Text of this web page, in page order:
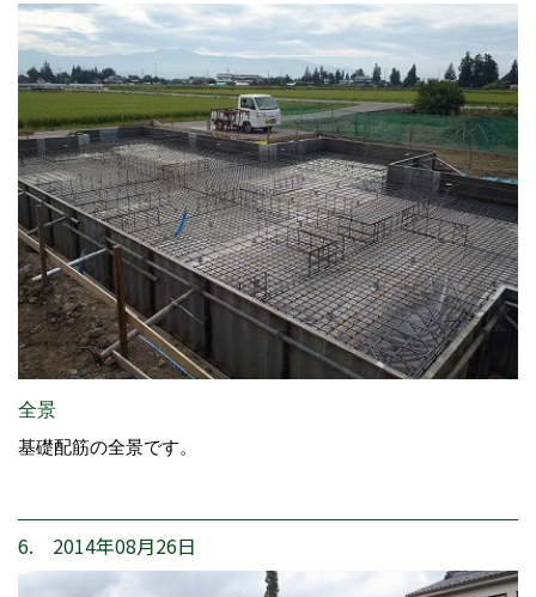
全景
基礎配筋の全景です。
6. 2014年08月26日